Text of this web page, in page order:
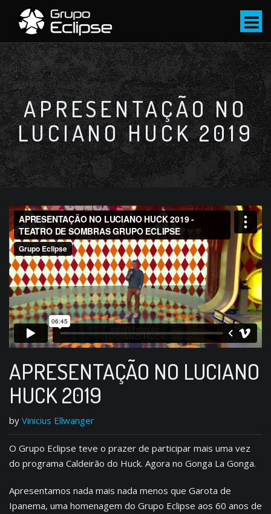
p
t
o
c
o
n
t
e
n
APRESENTAÇÃO NO
LUCIANO HUCK 2019
APRESENTAÇÃO NO LUCIANO
HUCK 2019
by Vinicius Ellwanger
O Grupo Eclipse teve o prazer de participar mais uma vez
do programa Caldeirão do Huck. Agora no Gonga La Gonga.
Apresentamos nada mais nada menos que Garota de
Ipanema, uma homenagem do Grupo Eclipse aos 60 anos de